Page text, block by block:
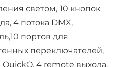
светом, 10 кнопок
4 потока DMX,
портов для
переключателей,
4 remote выхода,